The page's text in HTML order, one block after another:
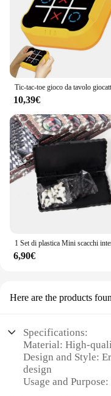
10,39€
6,90€
Here are the products
Specifications:
Material: High-
Design and Style:
design
Usage and